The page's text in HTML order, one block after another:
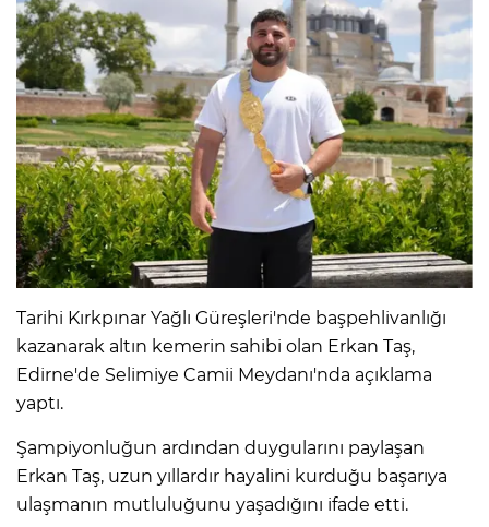
Tarihi Kırkpınar Yağlı Güreşleri'nde başpehlivanlığı
kazanarak altın kemerin sahibi olan Erkan Taş,
Edirne'de Selimiye Camii Meydanı'nda açıklama
yaptı.
Şampiyonluğun ardından duygularını paylaşan
Erkan Taş, uzun yıllardır hayalini kurduğu başarıya
ulaşmanın mutluluğunu yaşadığını ifade etti.